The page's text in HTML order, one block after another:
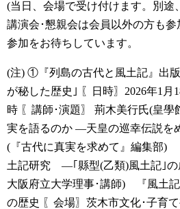
(当日、会場で受け付けます。別途
講演会･懇親会は会員以外の方も
参加をお待ちしています。
(注) ①『列島の古代と風土記』出
が秘した歴史｣ 〖日時〗2026年1月
時 〖講師･演題〗
荊木美行氏(皇
実を語るのか ―天皇の巡幸伝説を
(『古代に真実を求めて』編集部)
土記研究 ―｢縣型(乙類)風土記｣
大阪府立大学理事･講師) 『風土
の歴史 〖会場〗茨木市文化･子育